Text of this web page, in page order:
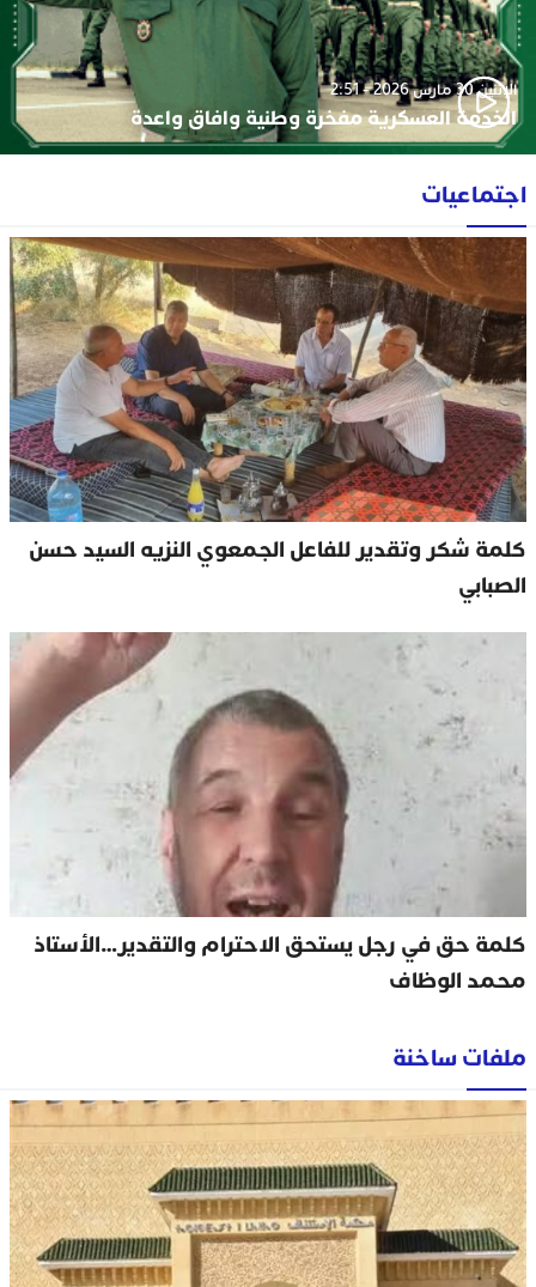
الإثنين 30 مارس 2026 - 2:51
الخدمة العسكرية مفخرة وطنية وافاق واعدة
اجتماعيات
كلمة شكر وتقدير للفاعل الجمعوي النزيه السيد حسن
الصبابي
كلمة حق في رجل يستحق الاحترام والتقدير…الأستاذ
محمد الوظاف
ملفات ساخنة